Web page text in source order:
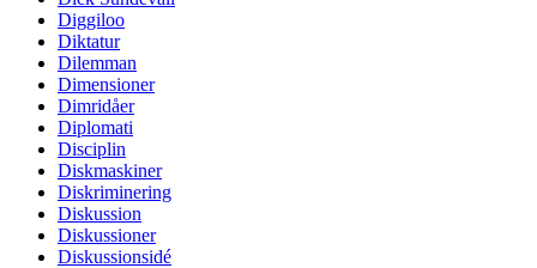
Diggiloo
Diktatur
Dilemman
Dimensioner
Dimridåer
Diplomati
Disciplin
Diskmaskiner
Diskriminering
Diskussion
Diskussioner
Diskussionsidé